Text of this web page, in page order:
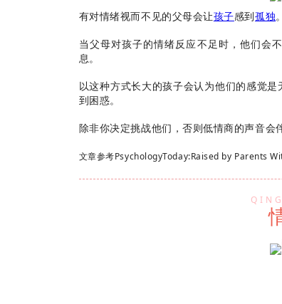
有对情绪视而不见的父母会让孩子感到孤独。
当父母对孩子的情绪反应不足时，他们会
息。
以这种方式长大的孩子会认为他们的感觉
到困惑。
除非你决定挑战他们，否则低情商的声音会
文章参考PsychologyToday:Raised by Parents